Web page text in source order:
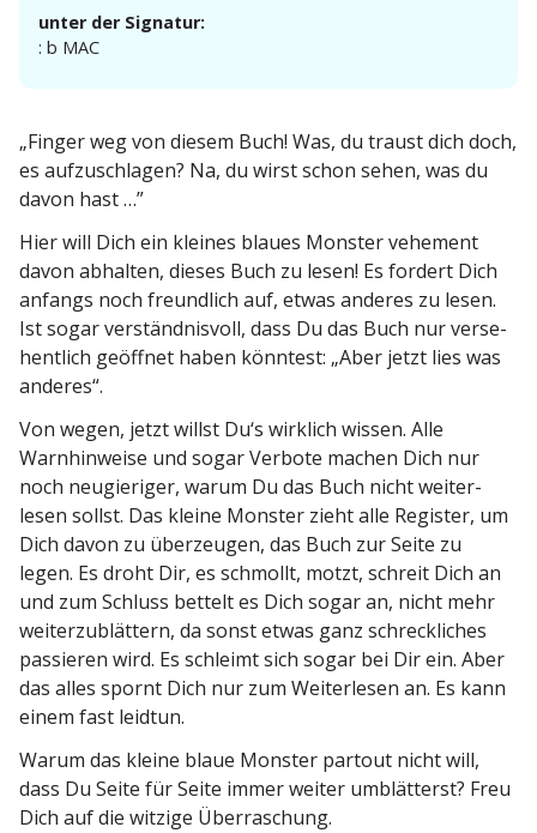
unter der Signatur:
: b MAC
„Finger weg von diesem Buch! Was, du traust dich doch,
es aufzu­schlagen? Na, du wirst schon sehen, was du
davon hast …”
Hier will Dich ein kleines blaues Monster vehement
davon abhalten, dieses Buch zu lesen! Es fordert Dich
anfangs noch freundlich auf, etwas anderes zu lesen.
Ist sogar verständ­nisvoll, dass Du das Buch nur verse­
hentlich geöffnet haben könntest: „Aber jetzt lies was
anderes“.
Von wegen, jetzt willst Du‘s wirklich wissen. Alle
Warnhin­weise und sogar Verbote machen Dich nur
noch neugie­riger, warum Du das Buch nicht weiter­
lesen sollst. Das kleine Monster zieht alle Register, um
Dich davon zu überzeugen, das Buch zur Seite zu
legen. Es droht Dir, es schmollt, motzt, schreit Dich an
und zum Schluss bettelt es Dich sogar an, nicht mehr
weiter­zu­blättern, da sonst etwas ganz schreck­liches
passieren wird. Es schleimt sich sogar bei Dir ein. Aber
das alles spornt Dich nur zum Weiter­lesen an. Es kann
einem fast leidtun.
Warum das kleine blaue Monster partout nicht will,
dass Du Seite für Seite immer weiter umblät­terst? Freu
Dich auf die witzige Überraschung.